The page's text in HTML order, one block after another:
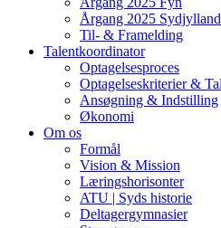
Årgang 2025 Sydjylland
Til- & Framelding
Talentkoordinator
Optagelsesproces
Optagelseskriterier &
Ansøgning & Indstilling
Økonomi
Om os
Formål
Vision & Mission
Læringshorisonter
ATU | Syds historie
Deltagergymnasier